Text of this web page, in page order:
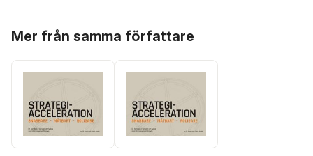
Mer från samma författare